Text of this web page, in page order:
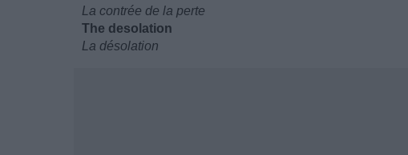
La contrée de la perte
The desolation
La désolation